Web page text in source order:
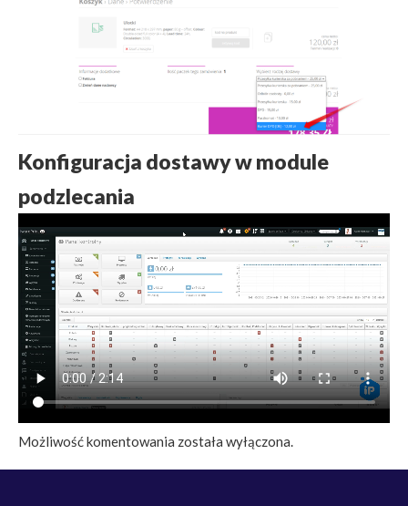
Konfiguracja dostawy w module
podzlecania
Możliwość komentowania została wyłączona.